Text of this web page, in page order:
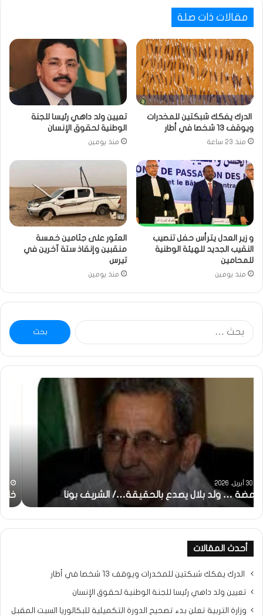
مقالات ذات صلة
الدرك يفكك شبكتين للمخدرات
ويوقف 13 شخصا في أطار
منذ 23 ساعة
تعيين ولد داهي رئيسا للجنة
الوطنية لحقوق الإنسان
منذ يومين
و زير العدل يترأس حفل تنصيب
النقيب الجديد للهيئة الوطنية
للمحامين
منذ يومين
العثور على جثامين خمسة
منقبين وإنقاذ ستة آخرين في
تيرس
منذ يومين
البحث
عن:
التراد
محمد
31 مايو، 2025
خاطرة : تحية تقدير خاصة لكم جميعا…/ الشيخ التراد محمد
أحدث المقالات
الدرك يفكك شبكتين للمخدرات ويوقف 13 شخصا في أطار
تعيين ولد داهي رئيسا للجنة الوطنية لحقوق الإنسان
وزارة التربية تعلن بدء تصحيح الدورة التكميلية للبكالوريا السبت المقبل